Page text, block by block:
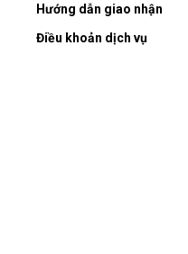
Hướng dẫn giao nhận
Điều khoản dịch vụ